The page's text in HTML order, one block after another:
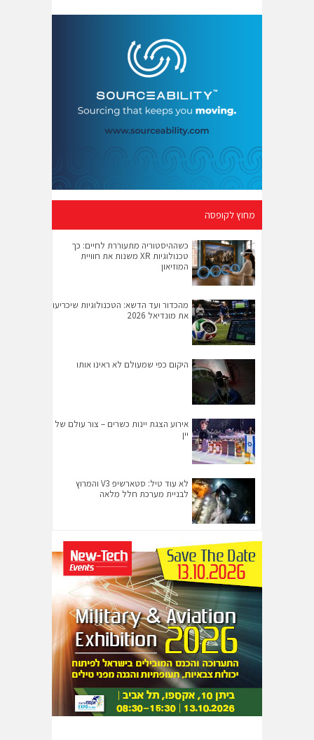
מחוץ לקופסה
כשההיסטוריה מתעוררת לחיים: כך
טכנולוגיות XR משנות את חוויית
המוזיאון
מהכדור ועד הדשא: הטכנולוגיות שיכריעו
את מונדיאל 2026
היקום כפי שמעולם לא ראינו אותו
אירוע הצגת יינות כשרים – צור עולם של
יין
לא עוד טיל: סטארשיפ V3 והמרוץ
לבניית מערכת חלל מלאה